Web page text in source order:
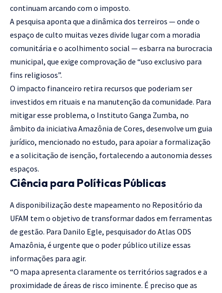
continuam arcando com o imposto.
A pesquisa aponta que a dinâmica dos terreiros — onde o
espaço de culto muitas vezes divide lugar com a moradia
comunitária e o acolhimento social — esbarra na burocracia
municipal, que exige comprovação de “uso exclusivo para
fins religiosos”.
O impacto financeiro retira recursos que poderiam ser
investidos em rituais e na manutenção da comunidade. Para
mitigar esse problema, o Instituto Ganga Zumba, no
âmbito da iniciativa Amazônia de Cores, desenvolve um guia
jurídico, mencionado no estudo, para apoiar a formalização
e a solicitação de isenção, fortalecendo a autonomia desses
espaços.
Ciência para Políticas Públicas
A disponibilização deste mapeamento no Repositório da
UFAM tem o objetivo de transformar dados em ferramentas
de gestão. Para Danilo Egle, pesquisador do Atlas ODS
Amazônia, é urgente que o poder público utilize essas
informações para agir.
“O mapa apresenta claramente os territórios sagrados e a
proximidade de áreas de risco iminente. É preciso que as